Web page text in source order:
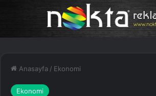
Anasayfa / Ekonomi
Ekonomi